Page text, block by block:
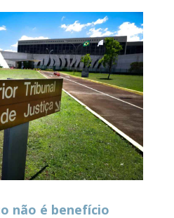
não é benefício